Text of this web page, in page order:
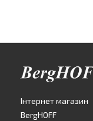
Інтернет магазин
BergHOFF